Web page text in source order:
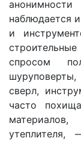
наблюдается
и
спросом
сверл,
часто
материалов,
утеплителя,